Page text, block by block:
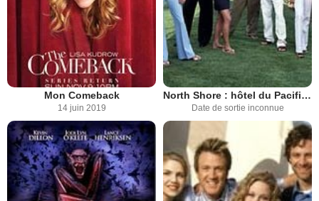
Mon Comeback
14 juin 2019
North Shore : hôtel du Pacifique
Date de sortie inconnue